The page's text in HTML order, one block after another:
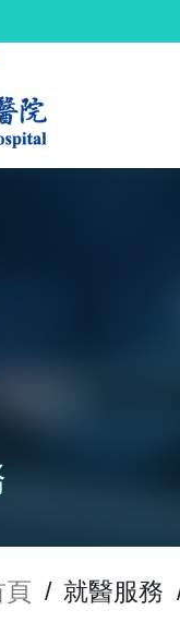
頁 / 就醫服務